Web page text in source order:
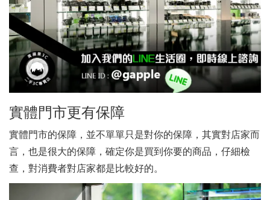
實體門市更有保障
實體門市的保障，並不單單只是對你的保障，其實對店家而
言，也是很大的保障，確定你是買到你要的商品，仔細檢
查，對消費者對店家都是比較好的。